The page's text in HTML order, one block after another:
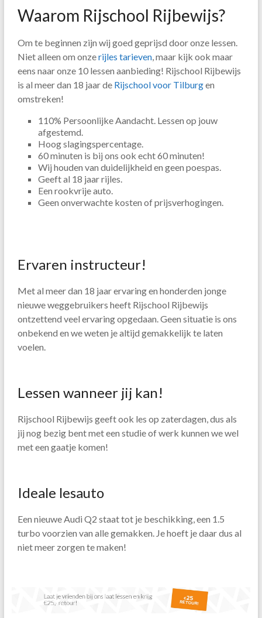
Waarom Rijschool Rijbewijs?
Om te beginnen zijn wij goed geprijsd door onze lessen.
Niet alleen om onzerijles tarieven, maar kijk ook maar
eens naar onze 10 lessen aanbieding! Rijschool Rijbewijs
is al meer dan 18 jaar de Rijschool voor Tilburgen
omstreken!
110% Persoonlijke Aandacht. Lessen op jouw
afgestemd.
Hoog slagingspercentage.
60 minuten is bij ons ook echt 60 minuten!
Wij houden van duidelijkheid en geen poespas.
Geeft al 18 jaar rijles.
Een rookvrije auto.
Geen onverwachte kosten of prijsverhogingen.
Ervaren instructeur!
Met al meer dan 18 jaar ervaring en honderden jonge
nieuwe weggebruikers heeft Rijschool Rijbewijs
ontzettend veel ervaring opgedaan. Geen situatie is ons
onbekend en we weten je altijd gemakkelijk te laten
voelen.
Lessen wanneer jij kan!
Rijschool Rijbewijs geeft ook les op zaterdagen, dus als
jij nog bezig bent met een studie of werk kunnen we wel
met een gaatje komen!
Ideale lesauto
Een nieuwe Audi Q2 staat tot je beschikking, een 1.5
turbo voorzien van alle gemakken. Je hoeft je daar dus al
niet meer zorgen te maken!